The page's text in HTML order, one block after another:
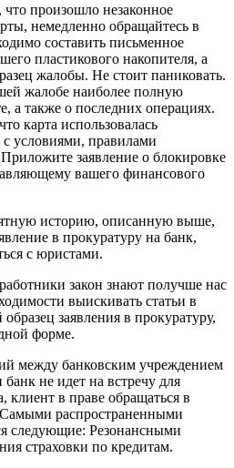
произошло незаконное
немедленно обращайтесь в
составить письменное
пластикового накопителя, а
жалобы. Не стоит паниковать.
жалобе наиболее полную
а также о последних операциях.
карта использовалась
условиями, правилами
заявление о блокировке
вашего финансового
историю, описанную выше,
в прокуратуру на банк,
с юристами.
закон знают получше нас
выискивать статьи в
заявления в прокуратуру,
форме.
между банковским учреждением
не идет на встречу для
клиент в праве обращаться в
распространенными
следующие: Резонансными
страховки по кредитам.